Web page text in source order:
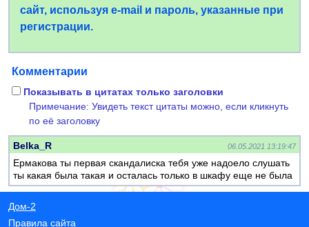
сайт, используя e-mail и пароль, указанные при
регистрации.
Комментарии
Показывать в цитатах только заголовки
Примечание: Увидеть текст цитаты можно, если кликнуть
по её заголовку
Belka_R 06.05.2021 13:19:47
Ермакова ты первая скандалиска тебя уже надоело слушать
ты какая была такая и осталась только в шкафу еще не была
Дом-2
Правила сайта